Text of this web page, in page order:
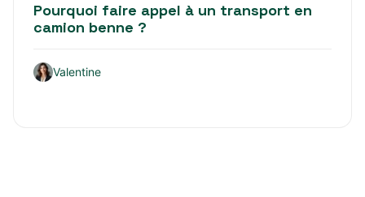
Pourquoi faire appel à un transport en
camion benne ?
Valentine